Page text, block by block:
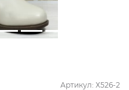
Артикул: Х526-2